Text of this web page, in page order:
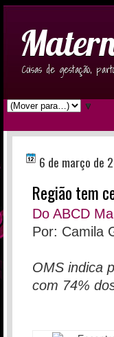
Coisas de gestação,
▼
6 de março de
Região tem
Do ABCD
Por: Camila
OMS indica
com 74%